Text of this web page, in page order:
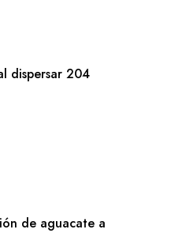
dispersar 204
de aguacate a